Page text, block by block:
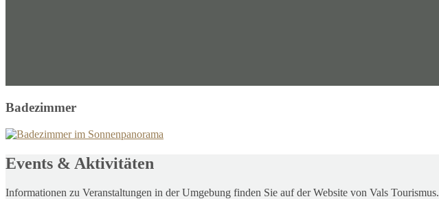
Badezimmer
Events & Aktivitäten
Informationen zu Veranstaltungen in der Umgebung finden Sie auf der Website von Vals Tourismus.